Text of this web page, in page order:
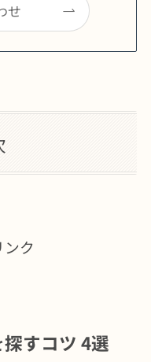
せ
ク
すコツ 4選